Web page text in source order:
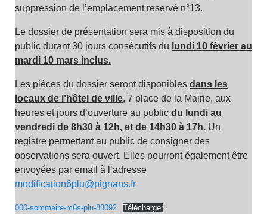
suppression de l’emplacement reservé n°13.
Le dossier de présentation sera mis à disposition du
public durant 30 jours consécutifs du lundi 10 février au
mardi 10 mars inclus.
Les pièces du dossier seront disponibles dans les
locaux de l’hôtel de ville, 7 place de la Mairie, aux
heures et jours d’ouverture au public du lundi au
vendredi de 8h30 à 12h, et de 14h30 à 17h. Un
registre permettant au public de consigner des
observations sera ouvert. Elles pourront également être
envoyées par email à l’adresse
modification6plu@pignans.fr
000-sommaire-m6s-plu-83092
Télécharger